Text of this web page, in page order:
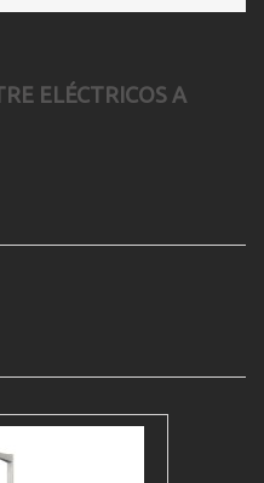
ELÉCTRICOS A